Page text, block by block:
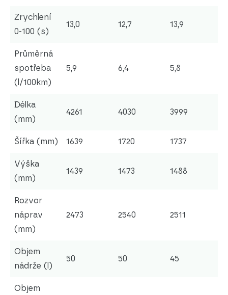
Zrychlení
0-100 (s)
13,0 12,7 13,9
Průměrná
spotřeba
(l/100km)
5,9 6,4 5,8
Délka
(mm)
4261 4030 3999
Šířka (mm) 1639 1720 1737
Výška
(mm)
1439 1473 1488
Rozvor
náprav
(mm)
2473 2540 2511
Objem
nádrže (l)
50 50 45
Objem